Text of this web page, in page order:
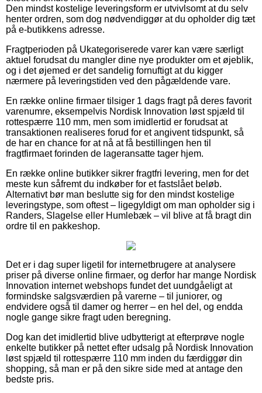
Den mindst kostelige leveringsform er utvivlsomt at du selv
henter ordren, som dog nødvendiggør at du opholder dig tæt
på e-butikkens adresse.
Fragtperioden på Ukategoriserede varer kan være særligt
aktuel forudsat du mangler dine nye produkter om et øjeblik,
og i det øjemed er det sandelig fornuftigt at du kigger
nærmere på leveringstiden ved den pågældende vare.
En række online firmaer tilsiger 1 dags fragt på deres favorit
varenumre, eksempelvis Nordisk Innovation løst spjæld til
rottespærre 110 mm, men som imidlertid er forudsat at
transaktionen realiseres forud for et angivent tidspunkt, så
de har en chance for at nå at få bestillingen hen til
fragtfirmaet forinden de lageransatte tager hjem.
En række online butikker sikrer fragtfri levering, men for det
meste kun såfremt du indkøber for et fastslået beløb.
Alternativt bør man beslutte sig for den mindst kostelige
leveringstype, som oftest – ligegyldigt om man opholder sig i
Randers, Slagelse eller Humlebæk – vil blive at få bragt din
ordre til en pakkeshop.
Det er i dag super ligetil for internetbrugere at analysere
priser på diverse online firmaer, og derfor har mange Nordisk
Innovation internet webshops fundet det uundgåeligt at
formindske salgsværdien på varerne – til juniorer, og
endvidere også til damer og herrer – en hel del, og endda
nogle gange sikre fragt uden beregning.
Dog kan det imidlertid blive udbytterigt at efterprøve nogle
enkelte butikker på nettet efter udsalg på Nordisk Innovation
løst spjæld til rottespærre 110 mm inden du færdiggør din
shopping, så man er på den sikre side med at antage den
bedste pris.